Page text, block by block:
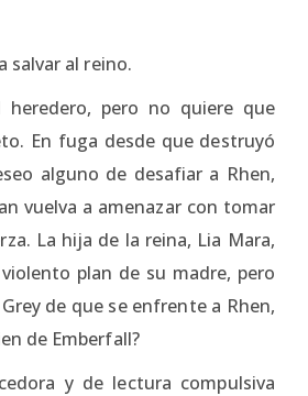
salvar al reino.
heredero, pero no quiere que
En fuga desde que destruyó
alguno de desafiar a Rhen,
vuelva a amenazar con tomar
La hija de la reina, Lia Mara,
plan de su madre, pero
de que se enfrente a Rhen,
de Emberfall?
y de lectura compulsiva